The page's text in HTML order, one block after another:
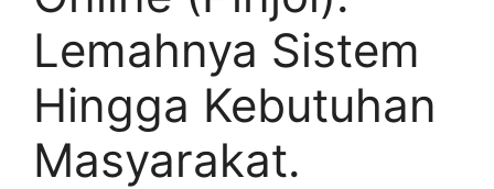
Lemahnya Sistem
Hingga Kebutuhan
Masyarakat.